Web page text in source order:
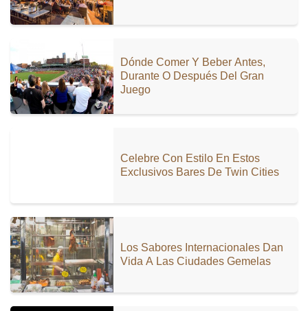
Dónde Comer Y Beber Antes,
Durante O Después Del Gran
Juego
Celebre Con Estilo En Estos
Exclusivos Bares De Twin Cities
Los Sabores Internacionales Dan
Vida A Las Ciudades Gemelas